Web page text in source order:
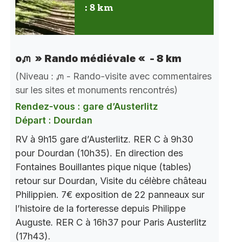
: 8 km
oᘻ » Rando médiévale « - 8 km
(Niveau : ᘻ - Rando-visite avec commentaires
sur les sites et monuments rencontrés)
Rendez-vous : gare d’Austerlitz
Départ : Dourdan
RV à 9h15 gare d’Austerlitz. RER C à 9h30
pour Dourdan (10h35). En direction des
Fontaines Bouillantes pique nique (tables)
retour sur Dourdan, Visite du célèbre château
Philippien. 7€ exposition de 22 panneaux sur
l’histoire de la forteresse depuis Philippe
Auguste. RER C à 16h37 pour Paris Austerlitz
(17h43).